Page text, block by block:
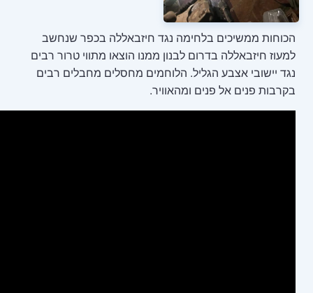
נגד חיזבאללה בכפר שנחשב
ממנו הוצאו מתווי טרור רבים
הלוחמים מחסלים מחבלים רבים